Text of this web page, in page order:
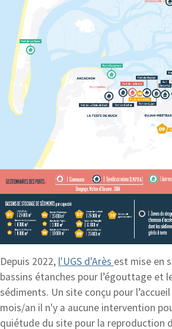
Depuis 2022, l'UGS d'Arès est mise en
bassins étanches pour l’égouttage et
sédiments. Un site conçu pour
mois/an il n'y a aucune intervention
quiétude du site pour la reproduction